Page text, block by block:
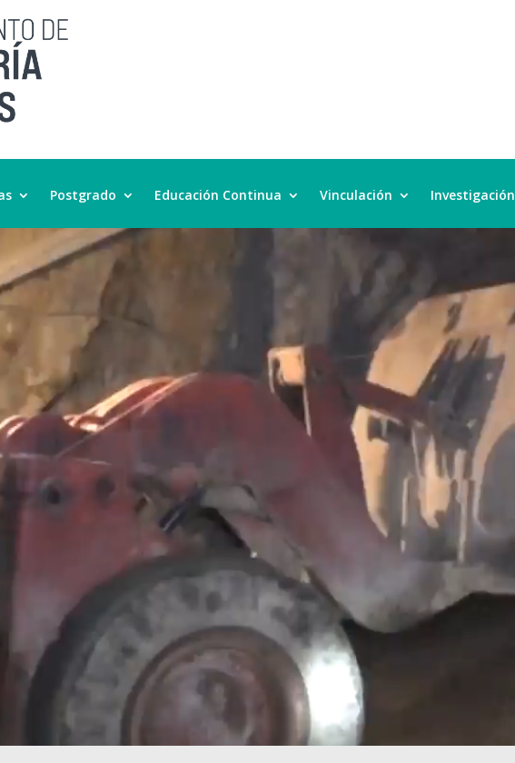
Postgrado Educación Continua Vinculación Investigación